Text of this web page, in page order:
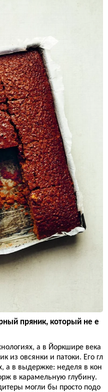
пряник, который не е
а в Йоркшире века
из овсянки и патоки. Его гл
а в выдержке: неделя в кон
в карамельную глубину.
могли бы просто подо